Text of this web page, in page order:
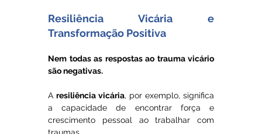
Resiliência Vicária e
Transformação Positiva
Nem todas as respostas ao trauma vicário
são negativas.
A resiliência vicária, por exemplo, significa
a capacidade de encontrar força e
crescimento pessoal ao trabalhar com